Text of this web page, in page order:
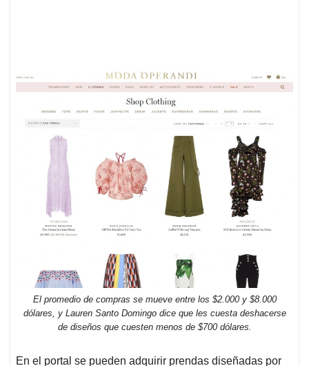
El promedio de compras se mueve entre los $2.000 y $8.000
dólares, y Lauren Santo Domingo dice que les cuesta deshacerse
de diseños que cuesten menos de $700 dólares.
En el portal se pueden adquirir prendas diseñadas por